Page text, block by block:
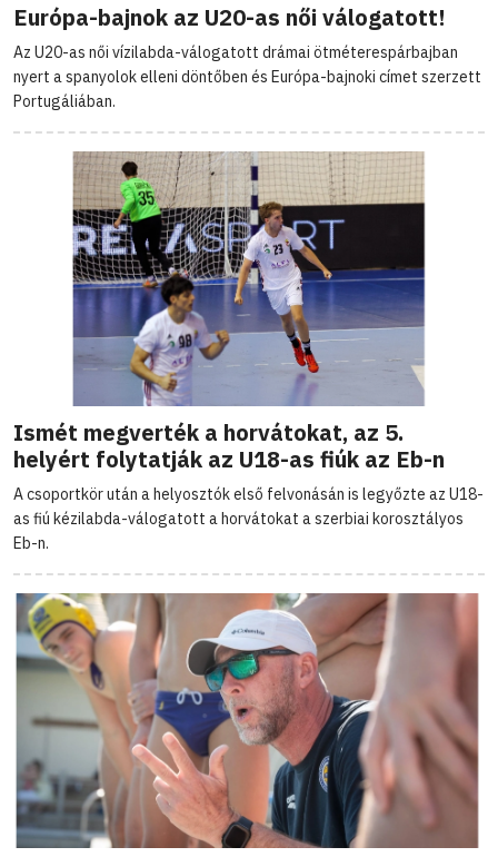
Európa-bajnok az U20-as női válogatott!
Az U20-as női vízilabda-válogatott drámai ötméterespárbajban
nyert a spanyolok elleni döntőben és Európa-bajnoki címet szerzett
Portugáliában.
Ismét megverték a horvátokat, az 5.
helyért folytatják az U18-as fiúk az Eb-n
A csoportkör után a helyosztók első felvonásán is legyőzte az U18-
as fiú kézilabda-válogatott a horvátokat a szerbiai korosztályos
Eb-n.